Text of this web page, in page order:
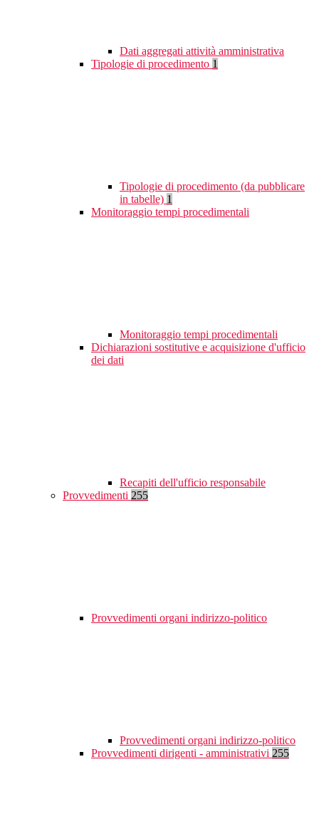
Dati aggregati attività amministrativa
Tipologie di procedimento 1
Tipologie di procedimento (da pubblicare
in tabelle) 1
Monitoraggio tempi procedimentali
Monitoraggio tempi procedimentali
Dichiarazioni sostitutive e acquisizione d'ufficio
dei dati
Recapiti dell'ufficio responsabile
Provvedimenti 255
Provvedimenti organi indirizzo-politico
Provvedimenti organi indirizzo-politico
Provvedimenti dirigenti - amministrativi 255